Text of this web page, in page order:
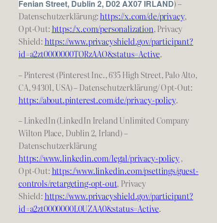
Fenian Street, Dublin 2, D02 AX07 IRLAND) –
Datenschutzerklärung:https://x.com/de/privacy,
Opt-Out:https://x.com/personalization, Privacy
Shield:https://www.privacyshield.gov/participant?
id=a2zt0000000TORzAAO&status=Active.
– Pinterest (Pinterest Inc., 635 High Street, Palo Alto,
CA, 94301, USA) – Datenschutzerklärung/ Opt-Out:
https://about.pinterest.com/de/privacy-policy.
– LinkedIn (LinkedIn Ireland Unlimited Company
Wilton Place, Dublin 2, Irland) –
Datenschutzerklärung
https://www.linkedin.com/legal/privacy-policy,
Opt-Out:https://www.linkedin.com/psettings/guest-
controls/retargeting-opt-out, Privacy
Shield:https://www.privacyshield.gov/participant?
id=a2zt0000000L0UZAA0&status=Active.